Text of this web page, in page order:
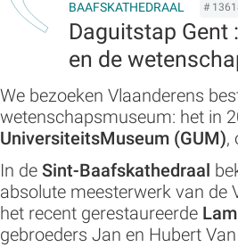
BAAFSKATHEDRAAL
#
Daguitstap Gent
en de
We bezoeken Vlaanderens
wetenschapsmuseum: het in
UniversiteitsMuseum (GUM),
In de Sint-Baafskathedraal
absolute meesterwerk van de
het recent gerestaureerde
gebroeders Jan en Hubert Van